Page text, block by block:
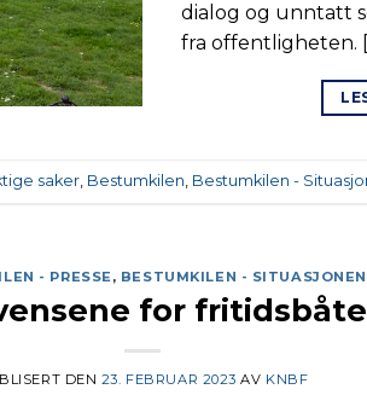
dialog og unntatt
fra offentligheten.
saker Bestumkilen Bestumkilen -
- PRESSE , BESTUMKILEN - SITUASJONEN
for
DEN 23. FEBRUAR 2023 AV KNBF